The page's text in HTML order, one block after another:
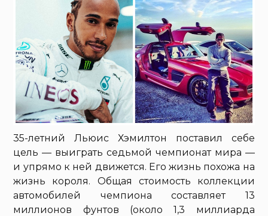
35-летний Льюис Хэмилтон поставил себе
цель — выиграть седьмой чемпионат мира —
и упрямо к ней движется. Его жизнь похожа на
жизнь короля. Общая стоимость коллекции
автомобилей чемпиона составляет 13
миллионов фунтов (около 1,3 миллиарда